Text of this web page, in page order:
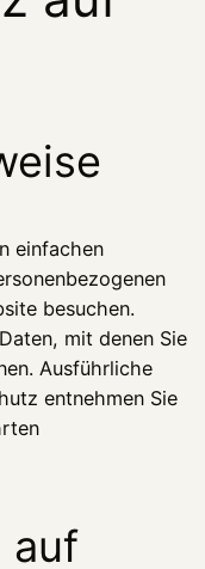
einfachen
besuchen.
mit denen Sie
Ausführliche
entnehmen Sie
auf